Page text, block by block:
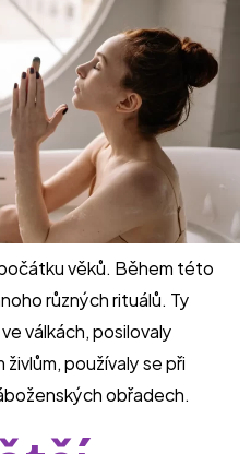
věků. Během této
různých rituálů. Ty
válkách, posilovaly
používaly se při
obřadech.